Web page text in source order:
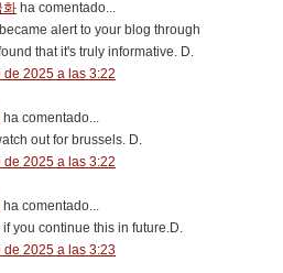
화 ha comentado...
alert to your blog through
that it's truly informative. D.
de 2025 a las 3:22
ha comentado...
out for brussels. D.
de 2025 a las 3:22
ha comentado...
if you continue this in future.D.
de 2025 a las 3:23